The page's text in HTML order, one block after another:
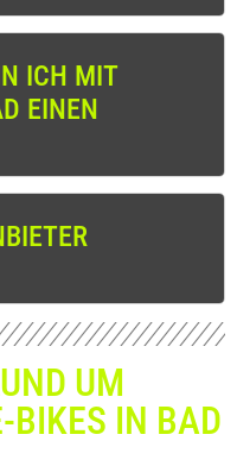
ICH MIT
EINEN
UM
BIKES IN BAD